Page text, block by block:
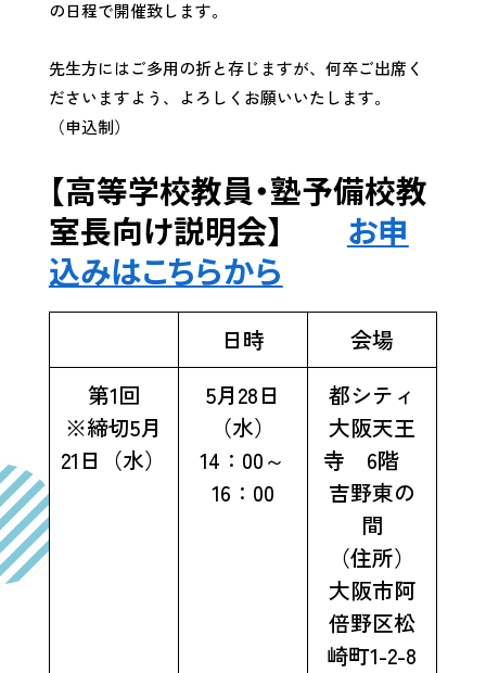
の日程で開催致します。
先生方にはご多用の折と存じますが、何卒ご出席く
ださいますよう、よろしくお願いいたします。
（申込制）
【高等学校教員・塾予備校教
室長向け説明会】 お申
込みはこちらから
日時
会場
第1回
※締切5月
21日（水）
5月28日
（水）
14：00～
16：00
都シティ
大阪天王
寺 6階
吉野東の
間
（住所）
大阪市阿
倍野区松
崎町1-2-8